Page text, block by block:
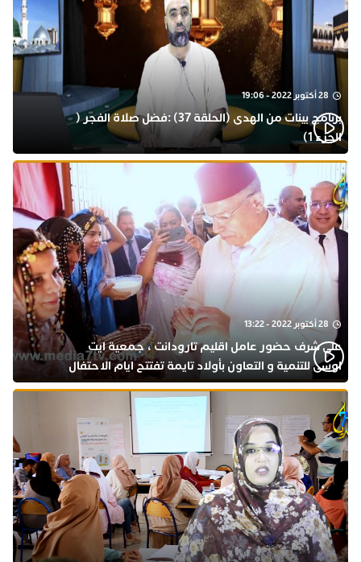
28 أكتوبر 2022 - 19:06
برنامج بينات من الهدى (الحلقة 37) :فضل صلاة الفجر (
الجزء 1)
28 أكتوبر 2022 - 13:22
على شرف حضور عامل اقليم تارودانت ، جمعية ايت
اوسى للتنمية و التعاون بأولاد تايمة تفتتح ايام الاحتفال
بذكرى المولد النبوي